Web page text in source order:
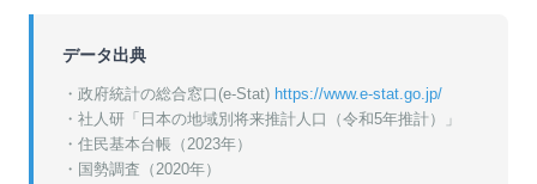
データ出典
・政府統計の総合窓口(e-Stat) https://www.e-stat.go.jp/
・ 社人研「日本の地域別将来推計人口（令和5年推計）」
・ 住民基本台帳（2023年）
・ 国勢調査（2020年）